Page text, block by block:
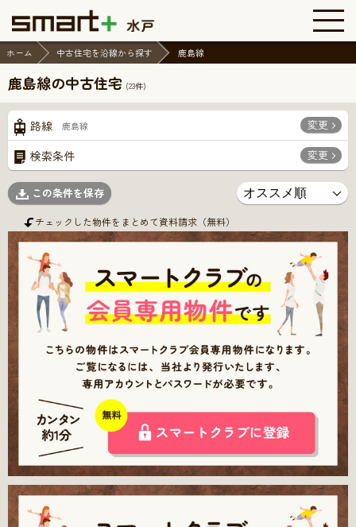
ホーム 中古住宅を沿線から探す 鹿島線
鹿島線の中古住宅 (23件)
路線 鹿島線 変更
検索条件 変更
この条件を保存
チェックした物件をまとめて資料請求（無料）